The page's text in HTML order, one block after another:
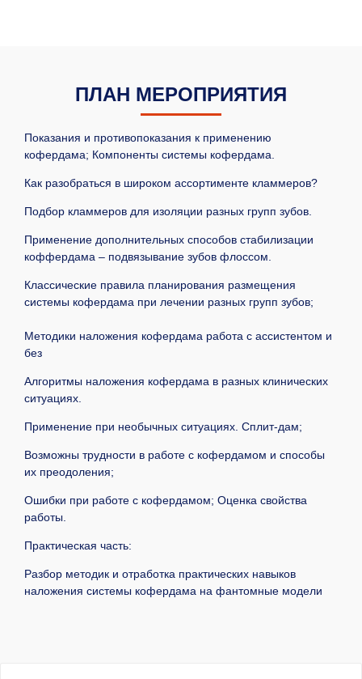
ПЛАН МЕРОПРИЯТИЯ
Показания и противопоказания к применению
кофердама; Компоненты системы кофердама.
Как разобраться в широком ассортименте кламмеров?
Подбор кламмеров для изоляции разных групп зубов.
Применение дополнительных способов стабилизации
коффердама – подвязывание зубов флоссом.
Классические правила планирования размещения
системы кофердама при лечении разных групп зубов;
Методики наложения кофердама работа с ассистентом и
без
Алгоритмы наложения кофердама в разных клинических
ситуациях.
Применение при необычных ситуациях. Сплит-дам;
Возможны трудности в работе с кофердамом и способы
их преодоления;
Ошибки при работе с кофердамом; Оценка свойства
работы.
Практическая часть:
Разбор методик и отработка практических навыков
наложения системы кофердама на фантомные модели